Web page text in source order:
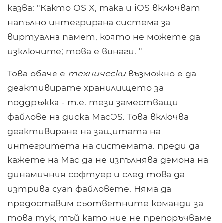
казва: "Както OS X, така и iOS включват
напълно интегрирана система за
виртуална памет, която не можете да
изключите; това е винаги. "
Това обаче е технически възможно е да
деактивирате хранилището за
поддръжка - т.е. тези заместващи
файлове на диска MacOS. Това включва
деактивиране на защитата на
интегритета на системата, преди да
кажете на Mac да не изпълнява демона на
динамичния софтуер и след това да
изтрива суап файловете. Няма да
предоставим съответните команди за
това тук, тъй като ние не препоръчваме